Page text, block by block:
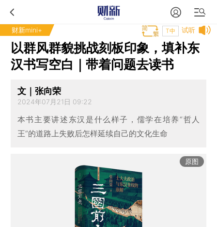
财新mini+ 试听
T中
以群风群貌挑战刻板印象，填补东
汉书写空白｜带着问题去读书
文｜张向荣
2024年07月21日 09:22
本书主要讲述东汉是什么样子，儒学在培养“哲人
王”的道路上失败后怎样延续自己的文化生命
原图